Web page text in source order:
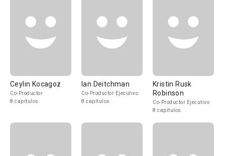
Ceylin Kocagoz
Co-Productor
8 capítulos
Ian Deitchman
Co-Productor Ejecutivo
8 capítulos
Kristin Rusk
Robinson
Co-Productor Ejecutivo
8 capítulos